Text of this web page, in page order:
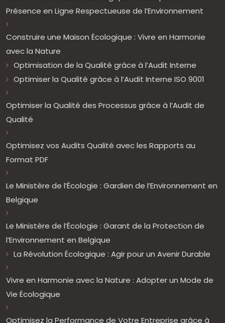
Présence en Ligne Respectueuse de l’Environnement
Construire une Maison Écologique : Vivre en Harmonie
avec la Nature
Optimisation de la Qualité grâce à l’Audit Interne
Optimiser la Qualité grâce à l’Audit Interne ISO 9001
Optimiser la Qualité des Processus grâce à l’Audit de
Qualité
Optimisez vos Audits Qualité avec les Rapports au
Format PDF
Le Ministère de l’Écologie : Gardien de l’Environnement en
Belgique
Le Ministère de l’Écologie : Garant de la Protection de
l’Environnement en Belgique
La Révolution Écologique : Agir pour un Avenir Durable
Vivre en Harmonie avec la Nature : Adopter un Mode de
Vie Écologique
Optimisez la Performance de Votre Entreprise grâce à